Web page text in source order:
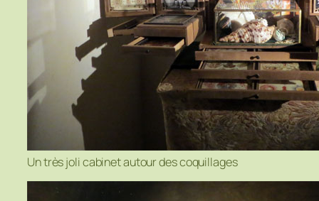
Un très joli cabinet autour des coquillages